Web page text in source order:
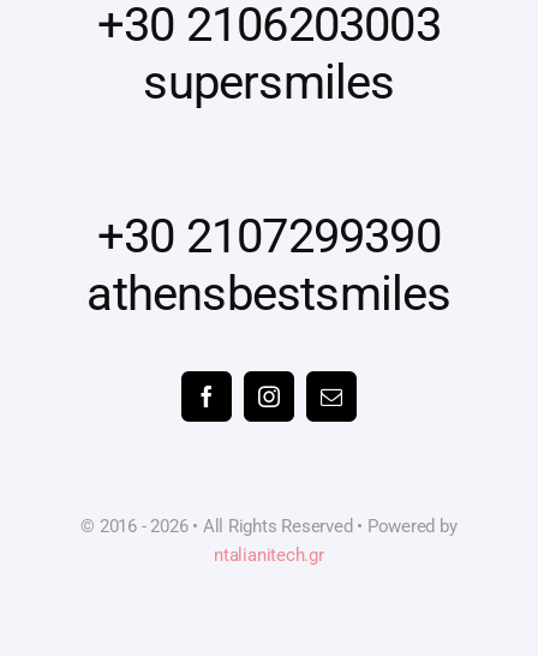
+30 2106203003
supersmiles
+30 2107299390
athensbestsmiles
© 2016 - 2026 • All Rights Reserved • Powered by
ntalianitech.gr